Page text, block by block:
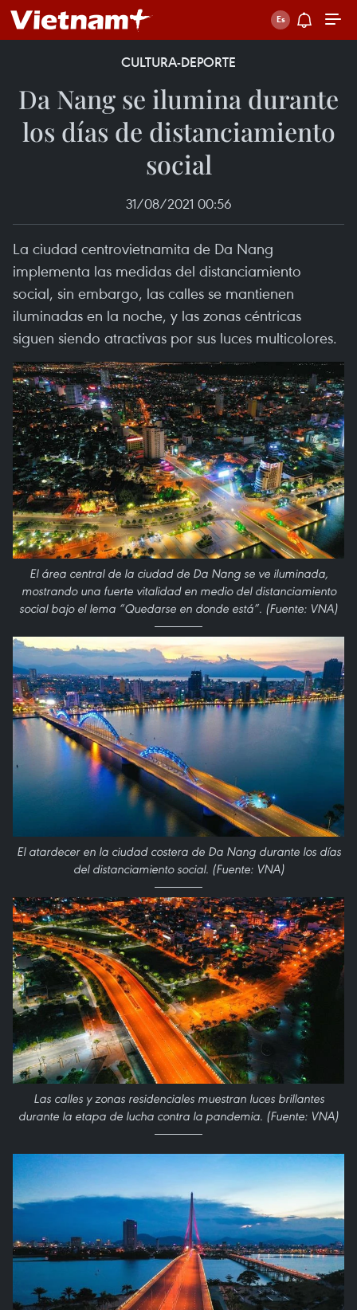
CULTURA-DEPORTE
Da Nang se ilumina durante
los días de distanciamiento
social
31/08/2021 00:56
La ciudad centrovietnamita de Da Nang
implementa las medidas del distanciamiento
social, sin embargo, las calles se mantienen
iluminadas en la noche, y las zonas céntricas
siguen siendo atractivas por sus luces multicolores.
El área central de la ciudad de Da Nang se ve iluminada,
mostrando una fuerte vitalidad en medio del distanciamiento
social bajo el lema “Quedarse en donde está”. (Fuente: VNA)
El atardecer en la ciudad costera de Da Nang durante los días
del distanciamiento social. (Fuente: VNA)
Las calles y zonas residenciales muestran luces brillantes
durante la etapa de lucha contra la pandemia. (Fuente: VNA)